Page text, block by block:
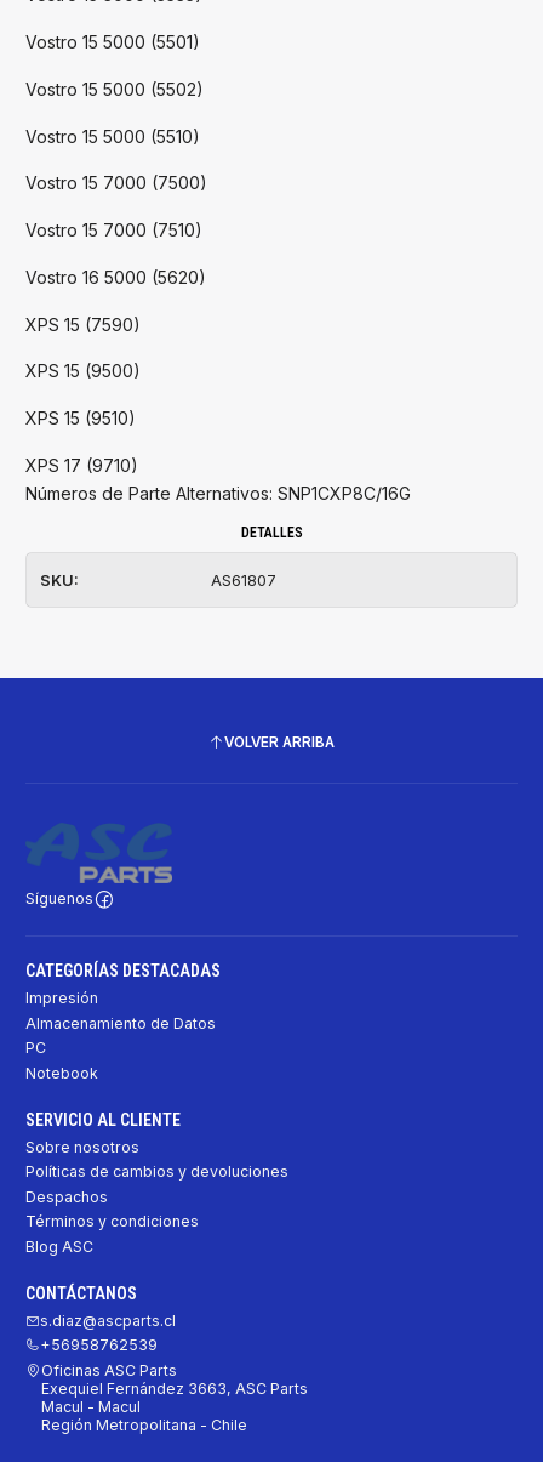
Vostro 15 5000 (5501)
Vostro 15 5000 (5502)
Vostro 15 5000 (5510)
Vostro 15 7000 (7500)
Vostro 15 7000 (7510)
Vostro 16 5000 (5620)
XPS 15 (7590)
XPS 15 (9500)
XPS 15 (9510)
XPS 17 (9710)
Números de Parte Alternativos: SNP1CXP8C/16G
DETALLES
SKU: AS61807
VOLVER ARRIBA
Síguenos
CATEGORÍAS DESTACADAS
Impresión
Almacenamiento de Datos
PC
Notebook
SERVICIO AL CLIENTE
Sobre nosotros
Políticas de cambios y devoluciones
Despachos
Términos y condiciones
Blog ASC
CONTÁCTANOS
s.diaz@ascparts.cl
+56958762539
Oficinas ASC Parts
Exequiel Fernández 3663, ASC Parts
Macul - Macul
Región Metropolitana - Chile